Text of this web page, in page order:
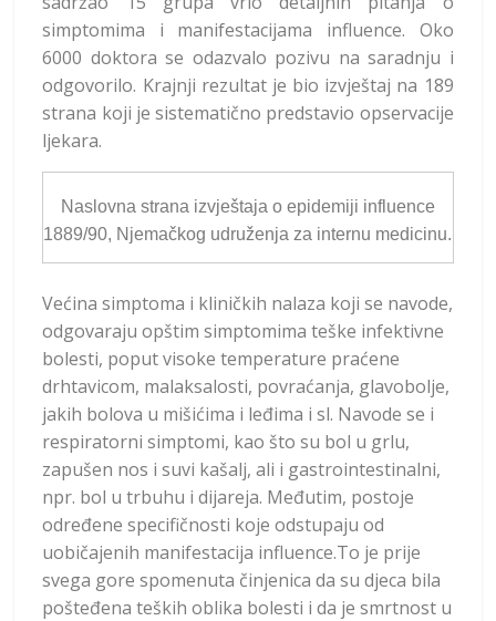
simptomima i manifestacijama influence. Oko
6000 doktora se odazvalo pozivu na saradnju i
odgovorilo. Krajnji rezultat je bio izvještaj na 189
strana koji je sistematično predstavio opservacije
ljekara.
Naslovna strana izvještaja o epidemiji influence
1889/90, Njemačkog udruženja za internu medicinu.
Većina simptoma i kliničkih nalaza koji se navode,
odgovaraju opštim simptomima teške infektivne
bolesti, poput visoke temperature praćene
drhtavicom, malaksalosti, povraćanja, glavobolje,
jakih bolova u mišićima i leđima i sl. Navode se i
respiratorni simptomi, kao što su bol u grlu,
zapušen nos i suvi kašalj, ali i gastrointestinalni,
npr. bol u trbuhu i dijareja. Međutim, postoje
određene specifičnosti koje odstupaju od
uobičajenih manifestacija influence.To je prije
svega gore spomenuta činjenica da su djeca bila
pošteđena teških oblika bolesti i da je smrtnost u